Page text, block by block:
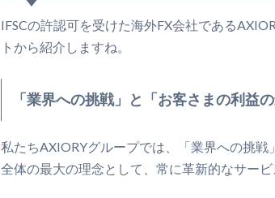
IFSCの許認可を受けた海外FX会社である
トから紹介しますね。
「業界への挑戦」と「お客さまの利益の
私たちAXIORYグループでは、「業界への挑
全体の最大の理念として、常に革新的なサー